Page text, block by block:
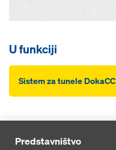
U funkciji
Sistem za tunele DokaCC
Predstavništvo